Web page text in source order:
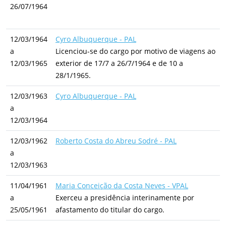
26/07/1964
12/03/1964
a
12/03/1965
Cyro Albuquerque - PAL
Licenciou-se do cargo por motivo de viagens ao
exterior de 17/7 a 26/7/1964 e de 10 a
28/1/1965.
12/03/1963
a
12/03/1964
Cyro Albuquerque - PAL
12/03/1962
a
12/03/1963
Roberto Costa do Abreu Sodré - PAL
11/04/1961
a
25/05/1961
Maria Conceição da Costa Neves - VPAL
Exerceu a presidência interinamente por
afastamento do titular do cargo.